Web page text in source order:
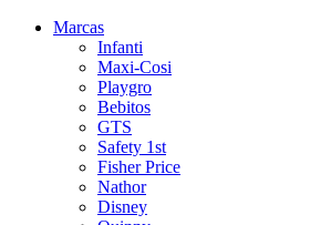
Marcas
Infanti
Maxi-Cosi
Playgro
Bebitos
GTS
Safety 1st
Fisher Price
Nathor
Disney